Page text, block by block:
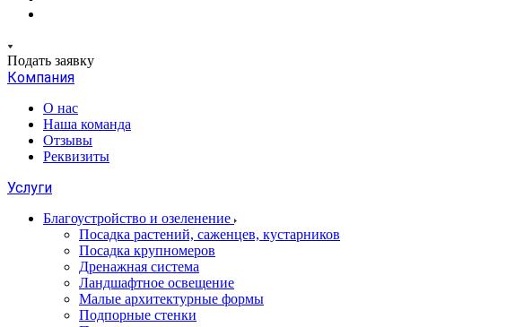
Подать заявку
Компания
О нас
Наша команда
Отзывы
Реквизиты
Услуги
Благоустройство и озеленение
Посадка растений, саженцев, кустарников
Посадка крупномеров
Дренажная система
Ландшафтное освещение
Малые архитектурные формы
Подпорные стенки